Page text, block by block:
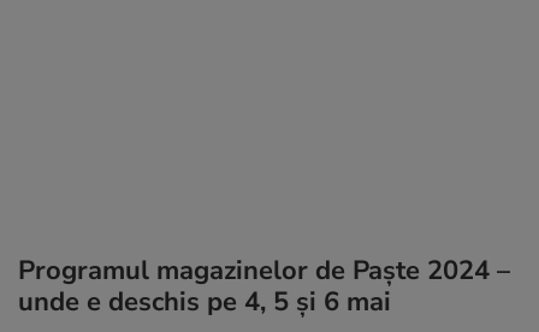
Programul magazinelor de Paşte 2024 –
unde e deschis pe 4, 5 și 6 mai